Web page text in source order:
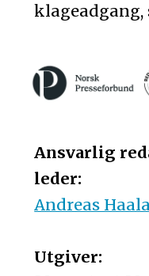
klageadgang,
Ansvarlig
leder:
Andreas
Utgiver: